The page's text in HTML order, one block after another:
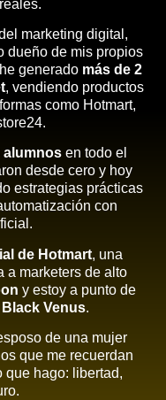
marketing digital,
dueño de mis propios
generado más de 2
, vendiendo productos
como Hotmart,
alumnos en todo el
desde cero y hoy
estrategias prácticas
con
de Hotmart, una
a marketers de alto
y estoy a punto de
Venus.
de una mujer
que me recuerdan
que hago: libertad,